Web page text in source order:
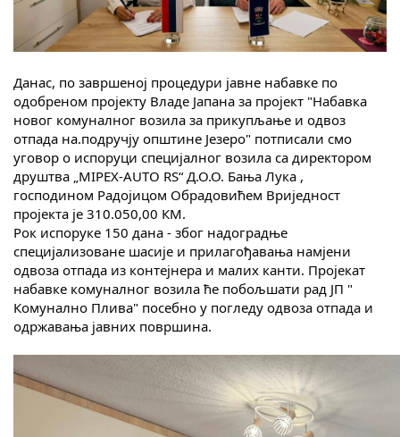
Статут Општине
Састав Скупштине
Службени Гласници
ОПШТИНСКА УПРАВА
ИНФО
Вијести
Активности
Јавни позиви
Заштита од пожара
Данас, по завршеној процедури јавне набавке по
одобреном пројекту Владе Јапана за пројект "Набавка
новог комуналног возила за прикупљање и одвоз
отпада на.подручју општине Језеро" потписали смо
уговор о испоруци специјалног возила са директором
друштва „MIPEX-AUTO RS“ Д.О.О. Бања Лука ,
господином Радојицом Обрадовићем Вриједност
пројекта је 310.050,00 КМ.
Рок испоруке 150 дана - због надоградње
специјализоване шасије и прилагођавања намјени
одвоза отпада из контејнера и малих канти. Пројекат
набавке комуналног возила ће побољшати рад ЈП "
Комунално Плива" посебно у погледу одвоза отпада и
одржавања јавних површина.